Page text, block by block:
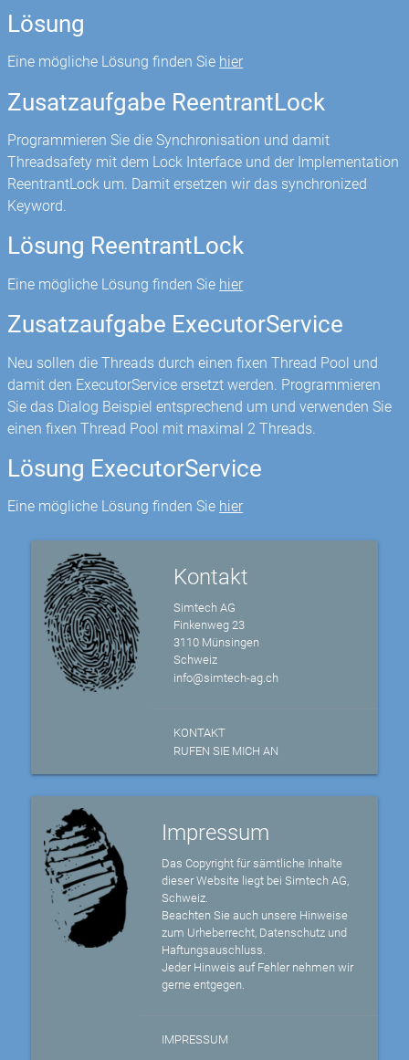
Lösung
Eine mögliche Lösung finden Sie hier
Zusatzaufgabe ReentrantLock
Programmieren Sie die Synchronisation und damit
Threadsafety mit dem Lock Interface und der Implementation
ReentrantLock um. Damit ersetzen wir das synchronized
Keyword.
Lösung ReentrantLock
Eine mögliche Lösung finden Sie hier
Zusatzaufgabe ExecutorService
Neu sollen die Threads durch einen fixen Thread Pool und
damit den ExecutorService ersetzt werden. Programmieren
Sie das Dialog Beispiel entsprechend um und verwenden Sie
einen fixen Thread Pool mit maximal 2 Threads.
Lösung ExecutorService
Eine mögliche Lösung finden Sie hier
Kontakt
Simtech AG
Finkenweg 23
3110 Münsingen
Schweiz
info@simtech-ag.ch
KONTAKT
RUFEN SIE MICH AN
Impressum
Das Copyright für sämtliche Inhalte
dieser Website liegt bei Simtech AG,
Schweiz.
Beachten Sie auch unsere Hinweise
zum Urheberrecht, Datenschutz und
Haftungsauschluss.
Jeder Hinweis auf Fehler nehmen wir
gerne entgegen.
IMPRESSUM